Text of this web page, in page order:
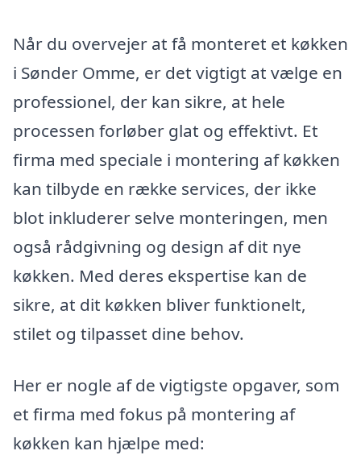
Når du overvejer at få monteret et køkken
i Sønder Omme, er det vigtigt at vælge en
professionel, der kan sikre, at hele
processen forløber glat og effektivt. Et
firma med speciale i montering af køkken
kan tilbyde en række services, der ikke
blot inkluderer selve monteringen, men
også rådgivning og design af dit nye
køkken. Med deres ekspertise kan de
sikre, at dit køkken bliver funktionelt,
stilet og tilpasset dine behov.
Her er nogle af de vigtigste opgaver, som
et firma med fokus på montering af
køkken kan hjælpe med: